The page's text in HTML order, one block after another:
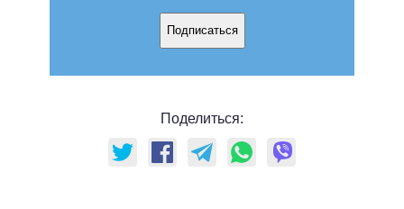
Подписаться
Поделиться: